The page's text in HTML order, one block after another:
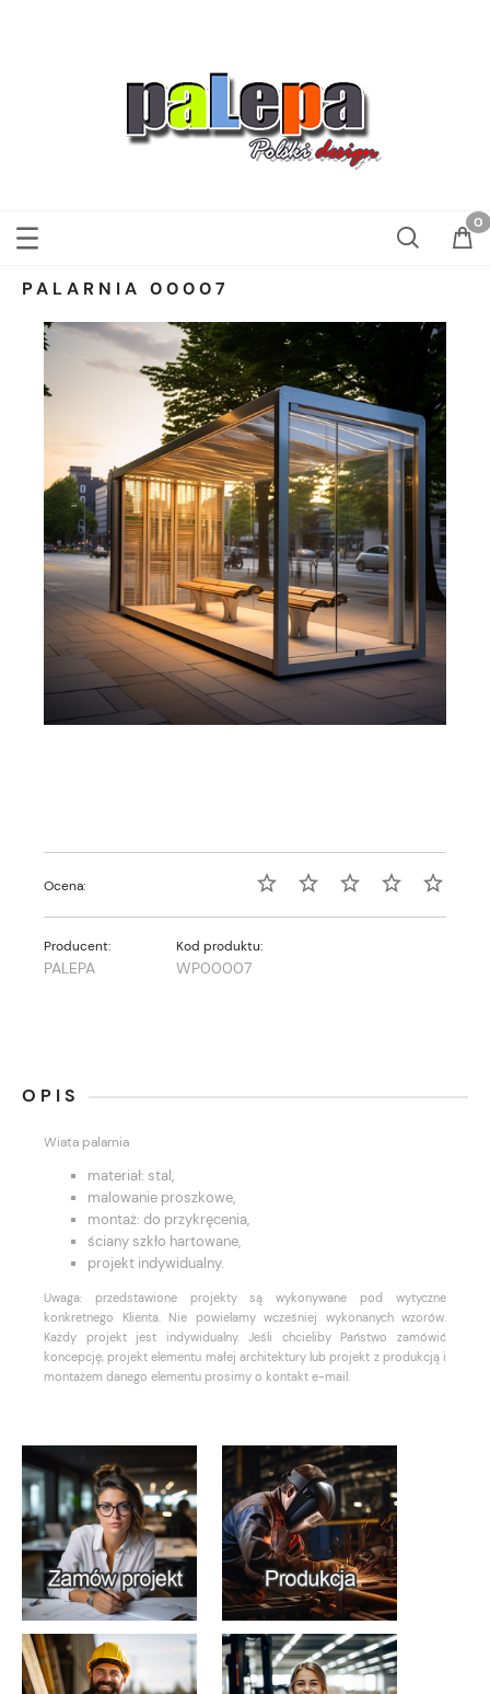
PALARNIA 00007
Ocena:
Producent:
PALEPA
Kod produktu:
WP00007
OPIS
Wiata palarnia
materiał: stal,
malowanie proszkowe,
montaż: do przykręcenia,
ściany szkło hartowane,
projekt indywidualny.
Uwaga: przedstawione projekty są wykonywane pod wytyczne
konkretnego Klienta. Nie powielamy wcześniej wykonanych wzorów.
Każdy projekt jest indywidualny. Jeśli chcieliby Państwo zamówić
koncepcję, projekt elementu małej architektury lub projekt z produkcją i
montażem danego elementu prosimy o kontakt e-mail.